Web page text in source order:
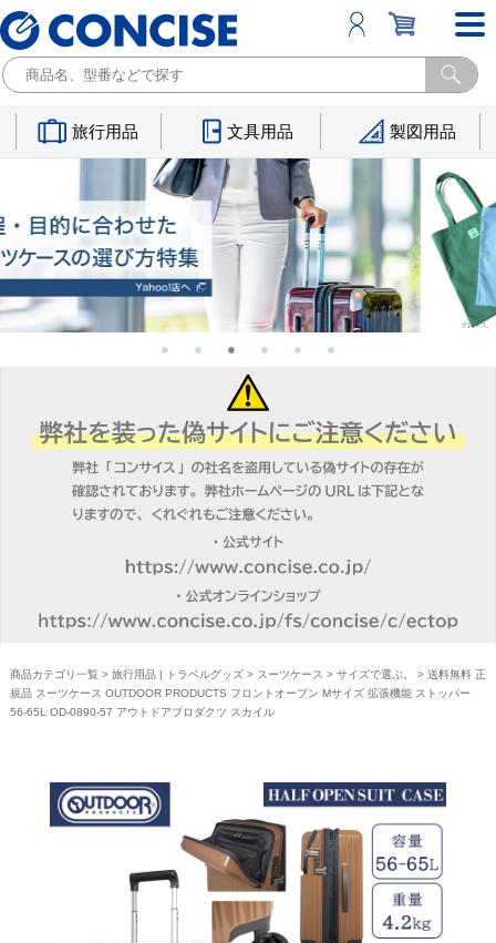
旅行用品 文具用品 製図用品
商品カテゴリ一覧 > 旅行用品 | トラベルグッズ> スーツケース > サイズで選ぶ。
> 送料無料 正
規品 スーツケース OUTDOOR PRODUCTS フロントオープン Mサイズ 拡張機能 ストッパー
56-65L OD-0890-57 アウトドアプロダクツ スカイル